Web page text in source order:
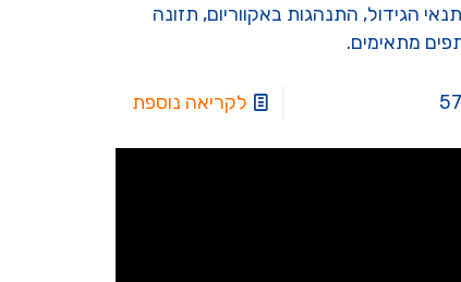
הגידול, התנהגות באקווריום, תזונה
מתאימים.
57 לקריאה נוספת